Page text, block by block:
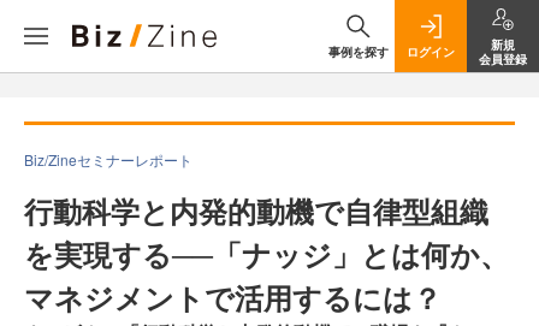
事例を探す ログイン
新規
会員登録
Biz/Zineセミナーレポート
行動科学と内発的動機で自律型組織
を実現する──「ナッジ」とは何か、
マネジメントで活用するには？